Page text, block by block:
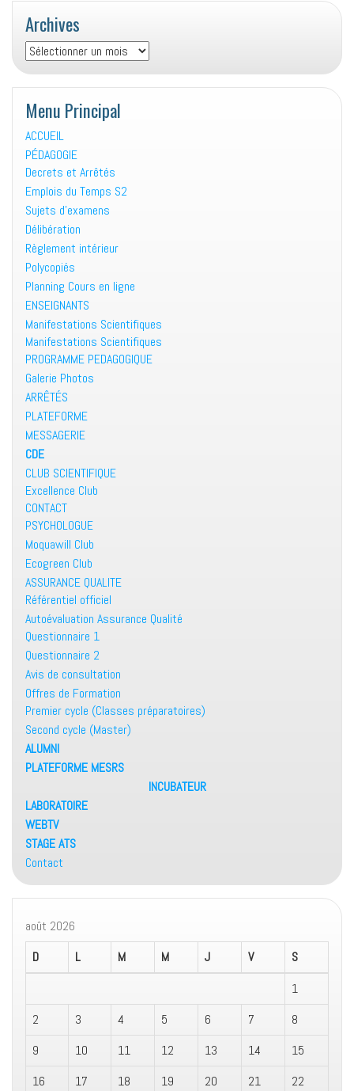
752
émanant
de
la
DCEU
du
MESRS
à
une
offre
de
bourses
d’études
en Roumanie
à
titre
individuel.
Archives
Archives
Menu Principal
ACCUEIL
PÉDAGOGIE
Decrets et Arrêtés
Emplois du Temps S2
Sujets d’examens
Délibération
Règlement intérieur
Polycopiés
Planning Cours en ligne
ENSEIGNANTS
Manifestations Scientifiques
Manifestations Scientifiques
PROGRAMME PEDAGOGIQUE
Galerie Photos
ARRÊTÉS
PLATEFORME
MESSAGERIE
CDE
CLUB SCIENTIFIQUE
Excellence Club
CONTACT
PSYCHOLOGUE
Moquawill Club
Ecogreen Club
ASSURANCE QUALITE
Référentiel officiel
Autoévaluation Assurance Qualité
Questionnaire 1
Questionnaire 2
Avis de consultation
Offres de Formation
Premier cycle (Classes préparatoires)
Second cycle (Master)
ALUMNI
PLATEFORME MESRS
INCUBATEUR
LABORATOIRE
WEBTV
STAGE ATS
Contact
août 2026
D
L M M J V
S
1
2
3 4 5 6 7
8
9
10 11 12 13 14
15
16
17 18 19 20 21
22